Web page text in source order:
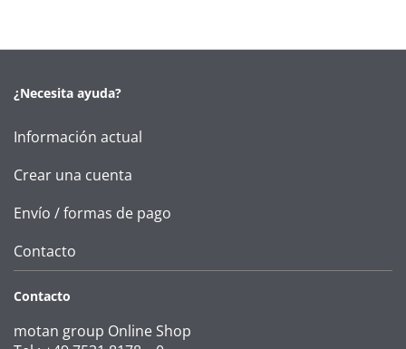
¿Necesita ayuda?
Información actual
Crear una cuenta
Envío / formas de pago
Contacto
Contacto
motan group Online Shop